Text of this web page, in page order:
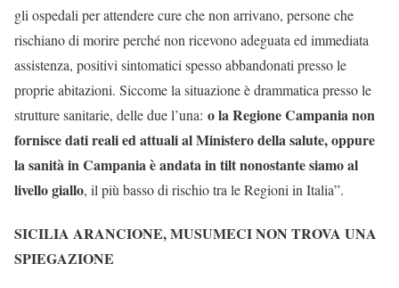
gli ospedali per attendere cure che non arrivano, persone che
rischiano di morire perché non ricevono adeguata ed immediata
assistenza, positivi sintomatici spesso abbandonati presso le
proprie abitazioni. Siccome la situazione è drammatica presso le
strutture sanitarie, delle due l’una: o la Regione Campania non
fornisce dati reali ed attuali al Ministero della salute, oppure
la sanità in Campania è andata in tilt nonostante siamo al
livello giallo, il più basso di rischio tra le Regioni in Italia”.
SICILIA ARANCIONE, MUSUMECI NON TROVA UNA
SPIEGAZIONE